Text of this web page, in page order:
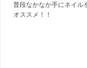
普段なかなか手にネイル
オススメ！！